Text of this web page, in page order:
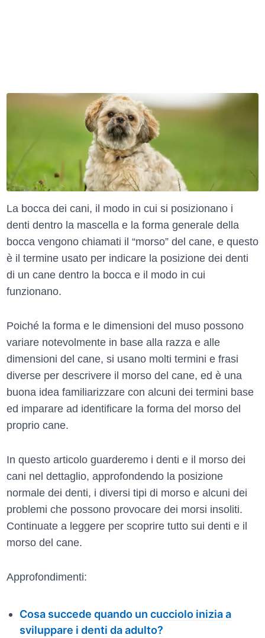
La bocca dei cani, il modo in cui si posizionano i
denti dentro la mascella e la forma generale della
bocca vengono chiamati il “morso” del cane, e questo
è il termine usato per indicare la posizione dei denti
di un cane dentro la bocca e il modo in cui
funzionano.
Poiché la forma e le dimensioni del muso possono
variare notevolmente in base alla razza e alle
dimensioni del cane, si usano molti termini e frasi
diverse per descrivere il morso del cane, ed è una
buona idea familiarizzare con alcuni dei termini base
ed imparare ad identificare la forma del morso del
proprio cane.
In questo articolo guarderemo i denti e il morso dei
cani nel dettaglio, approfondendo la posizione
normale dei denti, i diversi tipi di morso e alcuni dei
problemi che possono provocare dei morsi insoliti.
Continuate a leggere per scoprire tutto sui denti e il
morso del cane.
Approfondimenti:
Cosa succede quando un cucciolo inizia a
sviluppare i denti da adulto?